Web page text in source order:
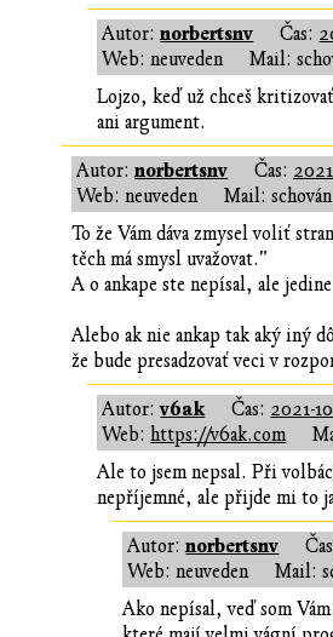
Autor:norbertsnv Čas:
Web: neuveden
Mail:
Lojzo, keď už chceš kritizovať
ani argument.
Autor:norbertsnv Čas:
Web: neuveden
Mail: schován
To že Vám dáva zmysel voliť
těch má smysl uvažovat."
A o ankape ste nepísal, ale
Alebo ak nie ankap tak aký iný
že bude presadzovať veci v
Autor:v6ak Čas: 2021-
Web:https://v6ak.com
Ale to jsem nepsal. Při
nepříjemné, ale přijde mi to
Autor:norbertsnv
Web: neuveden
Mail:
Ako nepísal, veď som